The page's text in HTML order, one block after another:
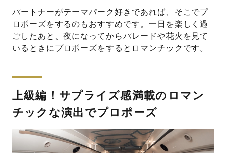
パートナーがテーマパーク好きであれば、そこでプ
ロポーズをするのもおすすめです。一日を楽しく過
ごしたあと、夜になってからパレードや花火を見て
いるときにプロポーズをするとロマンチックです。
上級編！サプライズ感満載のロマン
チックな演出でプロポーズ